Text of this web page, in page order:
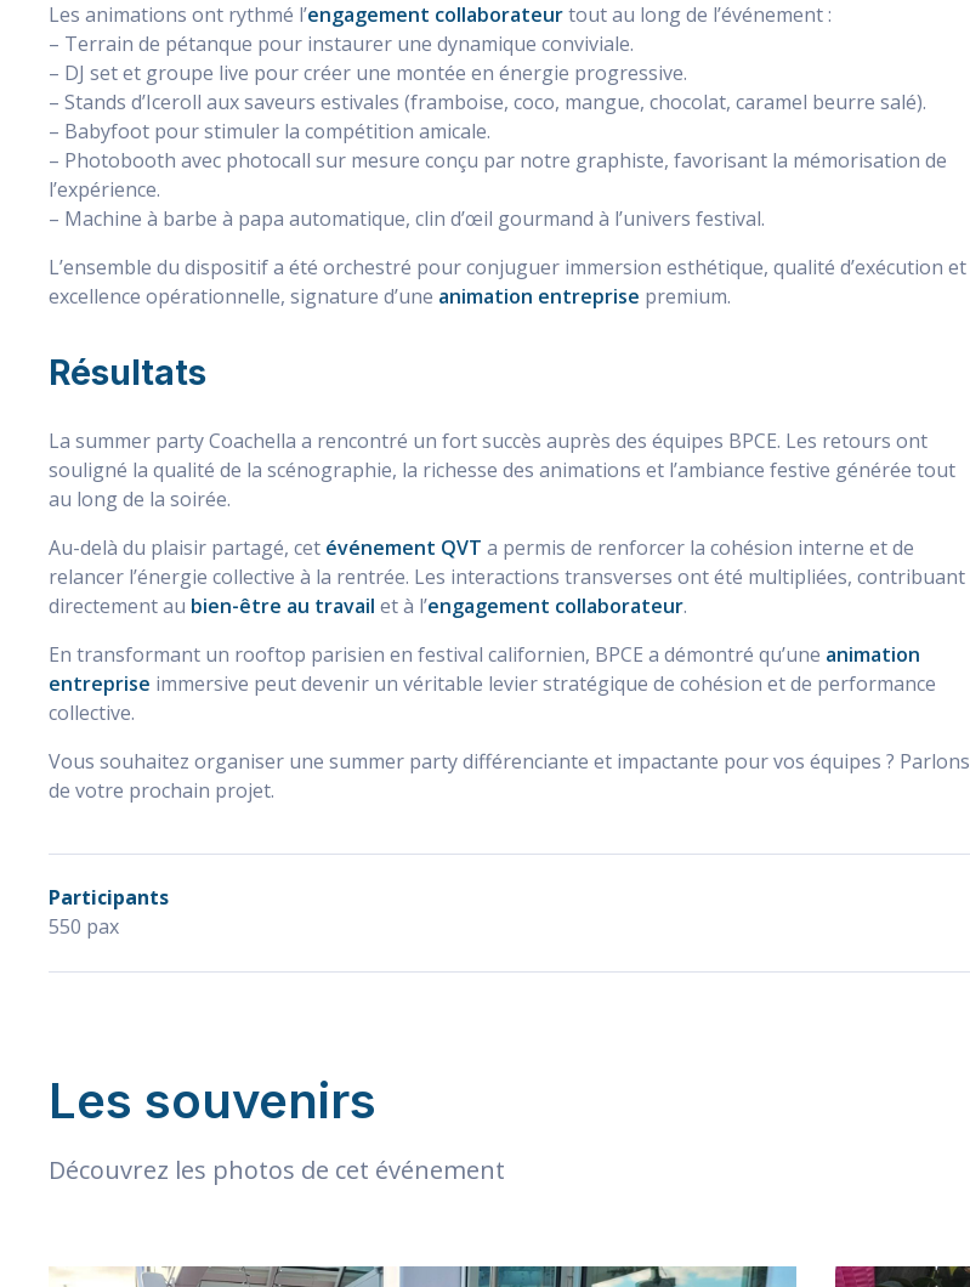
Les animations ont rythmé l’engagement collaborateurtout au long de l’événement :
– Terrain de pétanque pour instaurer une dynamique conviviale.
– DJ set et groupe live pour créer une montée en énergie progressive.
– Stands d’Iceroll aux saveurs estivales (framboise, coco, mangue, chocolat, caramel beurre salé).
– Babyfoot pour stimuler la compétition amicale.
– Photobooth avec photocall sur mesure conçu par notre graphiste, favorisant la mémorisation de
l’expérience.
– Machine à barbe à papa automatique, clin d’œil gourmand à l’univers festival.
L’ensemble du dispositif a été orchestré pour conjuguer immersion esthétique, qualité d’exécution et
excellence opérationnelle, signature d’une animation entreprise premium.
Résultats
La summer party Coachella a rencontré un fort succès auprès des équipes BPCE. Les retours ont
souligné la qualité de la scénographie, la richesse des animations et l’ambiance festive générée tout
au long de la soirée.
Au-delà du plaisir partagé, cet événement QVT a permis de renforcer la cohésion interne et de
relancer l’énergie collective à la rentrée. Les interactions transverses ont été multipliées, contribuant
directement au bien-être au travail et à l’engagement collaborateur.
En transformant un rooftop parisien en festival californien, BPCE a démontré qu’une animation
entreprise immersive peut devenir un véritable levier stratégique de cohésion et de performance
collective.
Vous souhaitez organiser une summer party différenciante et impactante pour vos équipes ? Parlons
de votre prochain projet.
Participants
550 pax
Les souvenirs
Découvrez les photos de cet événement